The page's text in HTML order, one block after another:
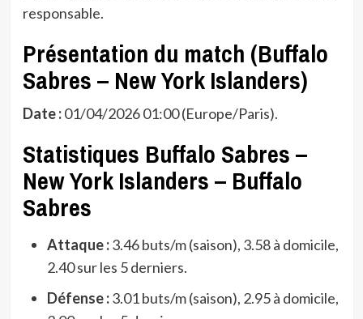
responsable.
Présentation du match (Buffalo
Sabres – New York Islanders)
Date :01/04/2026 01:00 (Europe/Paris).
Statistiques Buffalo Sabres –
New York Islanders – Buffalo
Sabres
Attaque :3.46 buts/m (saison), 3.58 à domicile,
2.40 sur les 5 derniers.
Défense :3.01 buts/m (saison), 2.95 à domicile,